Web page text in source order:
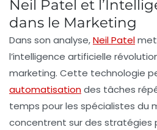
Neil Patel et
dans le Marketing
Dans son analyse,Neil Patel
l’intelligence artificielle
marketing. Cette technologie
automatisationdes tâches
temps pour les spécialistes du
concentrent sur des stratégies